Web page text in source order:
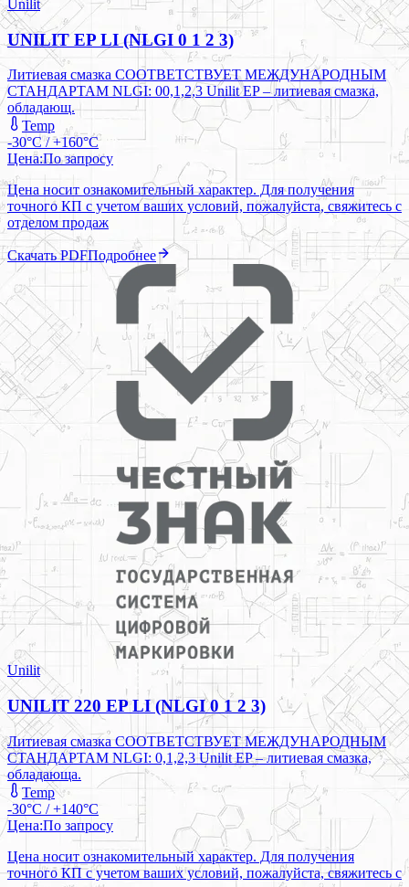
Unilit
UNILIT EP LI (NLGI 0 1 2 3)
Литиевая смазка СООТВЕТСТВУЕТ МЕЖДУНАРОДНЫМ
СТАНДАРТАМ NLGI: 00,1,2,3 Unilit EP – литиевая смазка,
обладающ.
Temp
-30°C / +160°C
Цена:По запросу
Цена носит ознакомительный характер. Для получения
точного КП с учетом ваших условий, пожалуйста, свяжитесь с
отделом продаж
Скачать PDFПодробнее
Unilit
UNILIT 220 EP LI (NLGI 0 1 2 3)
Литиевая смазка СООТВЕТСТВУЕТ МЕЖДУНАРОДНЫМ
СТАНДАРТАМ NLGI: 0,1,2,3 Unilit EP – литиевая смазка,
обладающа.
Temp
-30°C / +140°C
Цена:По запросу
Цена носит ознакомительный характер. Для получения
точного КП с учетом ваших условий, пожалуйста, свяжитесь с